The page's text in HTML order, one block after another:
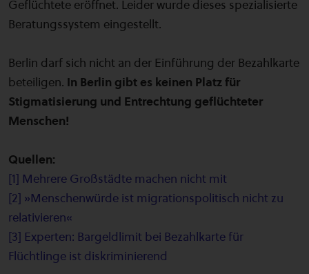
Geflüchtete eröffnet. Leider wurde dieses spezialisierte
Beratungssystem eingestellt.
Berlin darf sich nicht an der Einführung der Bezahlkarte
beteiligen. In Berlin gibt es keinen Platz für
Stigmatisierung und Entrechtung geflüchteter
Menschen!
Quellen:
[1] Mehrere Großstädte machen nicht mit
[2] »Menschenwürde ist migrationspolitisch nicht zu
relativieren«
[3] Experten: Bargeldlimit bei Bezahlkarte für
Flüchtlinge ist diskriminierend